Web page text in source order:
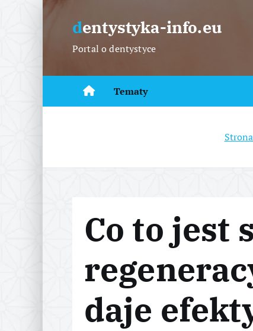
S
e
dentystyka-info.eu
Portal o dentystyce
Tematy
Co to jest
daje